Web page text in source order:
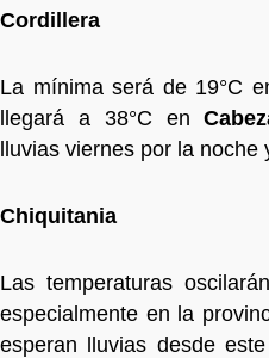
Cordillera
La mínima será de 19°C
llegará a 38°C en
lluvias viernes por la noche
Chiquitania
Las temperaturas
especialmente en la
esperan lluvias desde